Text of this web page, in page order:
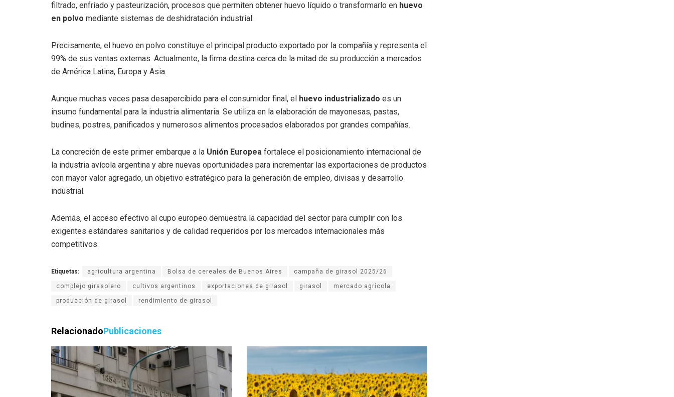
filtrado, enfriado y pasteurización, procesos que permiten obtener huevo líquido o transformarlo en huevo
en polvo mediante sistemas de deshidratación industrial.
Precisamente, el huevo en polvo constituye el principal producto exportado por la compañía y representa el
99% de sus ventas externas. Actualmente, la firma destina cerca de la mitad de su producción a mercados
de América Latina, Europa y Asia.
Aunque muchas veces pasa desapercibido para el consumidor final, el huevo industrializado es un
insumo fundamental para la industria alimentaria. Se utiliza en la elaboración de mayonesas, pastas,
budines, postres, panificados y numerosos alimentos procesados elaborados por grandes compañías.
La concreción de este primer embarque a la Unión Europea fortalece el posicionamiento internacional de
la industria avícola argentina y abre nuevas oportunidades para incrementar las exportaciones de productos
con mayor valor agregado, un objetivo estratégico para la generación de empleo, divisas y desarrollo
industrial.
Además, el acceso efectivo al cupo europeo demuestra la capacidad del sector para cumplir con los
exigentes estándares sanitarios y de calidad requeridos por los mercados internacionales más
competitivos.
Etiquetas: agricultura argentina Bolsa de cereales de Buenos Aires campaña de girasol 2025/26
complejo girasolero cultivos argentinos exportaciones de girasol girasol mercado agrícola
producción de girasol rendimiento de girasol
RelacionadoPublicaciones